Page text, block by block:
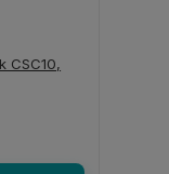
CSC10,